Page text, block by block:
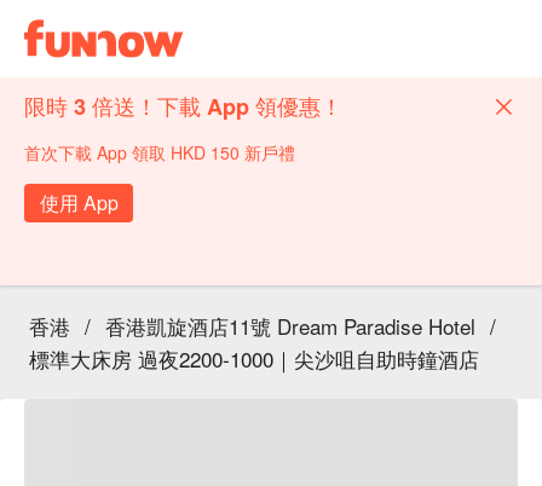
限時 3 倍送！下載 App 領優惠！
首次下載 App 領取 HKD 150 新戶禮
使用 App
香港 / 香港凱旋酒店11號 Dream Paradise Hotel /
標準大床房 過夜2200-1000｜尖沙咀自助時鐘酒店